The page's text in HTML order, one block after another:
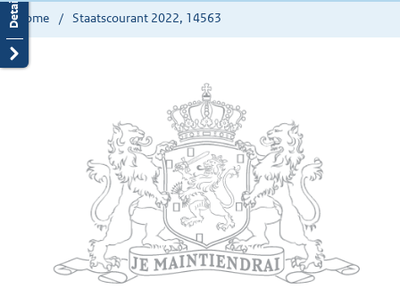
Home Staatscourant 2022, 14563